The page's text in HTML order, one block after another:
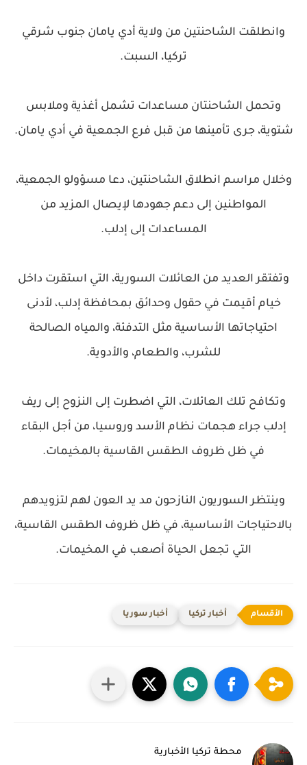
وانطلقت الشاحنتين من ولاية أدي يامان جنوب شرقي
تركيا، السبت.
وتحمل الشاحنتان مساعدات تشمل أغذية وملابس
شتوية، جرى تأمينها من قبل فرع الجمعية في أدي يامان.
وخلال مراسم انطلاق الشاحنتين، دعا مسؤولو الجمعية،
المواطنين إلى دعم جهودها لإيصال المزيد من
المساعدات إلى إدلب.
وتفتقر العديد من العائلات السورية، التي استقرت داخل
خيام أقيمت في حقول وحدائق بمحافظة إدلب، لأدنى
احتياجاتها الأساسية مثل التدفئة، والمياه الصالحة
للشرب، والطعام، والأدوية.
وتكافح تلك العائلات، التي اضطرت إلى النزوح إلى ريف
إدلب جراء هجمات نظام الأسد وروسيا، من أجل البقاء
في ظل ظروف الطقس القاسية بالمخيمات.
وينتظر السوريون النازحون مد يد العون لهم لتزويدهم
بالاحتياجات الأساسية، في ظل ظروف الطقس القاسية،
التي تجعل الحياة أصعب في المخيمات.
أخبار تركيا أخبار سوريا
محطة تركيا الأخبارية